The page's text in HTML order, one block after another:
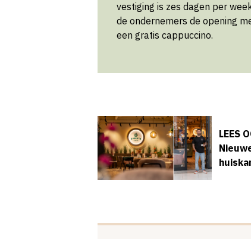
vestiging is zes dagen per
de ondernemers de opening
een gratis cappuccino.
LEES